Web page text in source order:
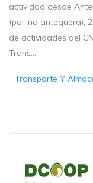
actividad desde
(pol ind antequera),
de actividades del
Trans...
Transporte Y